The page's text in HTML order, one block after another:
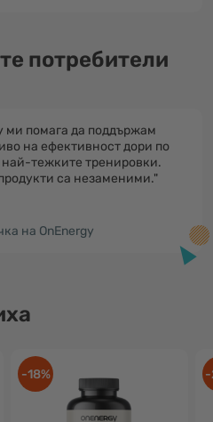
потребители
ми помага да поддържам
на ефективност дори по
тежките тренировки.
са незаменими."
на OnEnergy
-18% -